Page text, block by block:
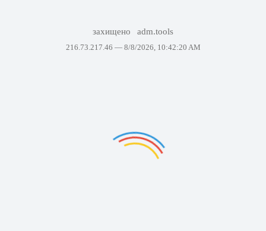
захищено adm.tools
216.73.217.46 — 8/8/2026, 10:42:20 AM